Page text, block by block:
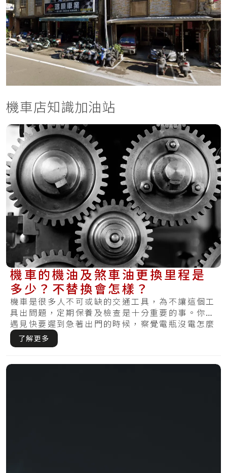
機車店知識加油站
機車的機油及煞車油更換里程是
多少？不替換會怎樣？
機車是很多人不可或缺的交通工具，為不讓這個工
具出問題，定期保養及檢查是十分重要的事。你有
遇見快要遲到急著出門的時候，察覺電瓶沒電怎麼
樣皆.....
了解更多